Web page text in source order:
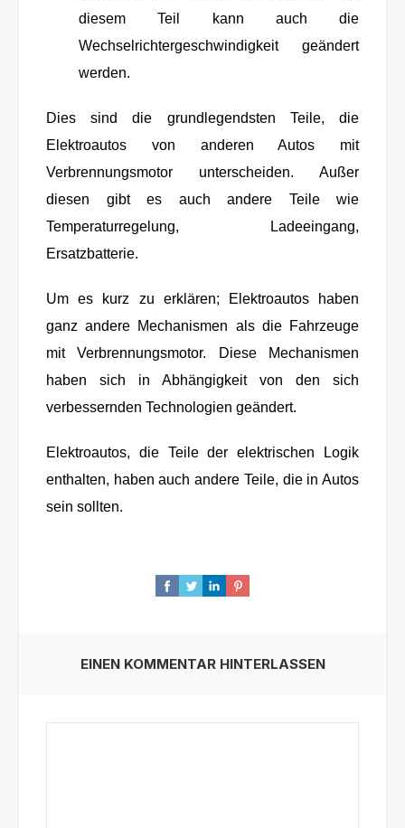
diesem Teil kann auch die
Wechselrichtergeschwindigkeit geändert
werden.
Dies sind die grundlegendsten Teile, die
Elektroautos von anderen Autos mit
Verbrennungsmotor unterscheiden. Außer
diesen gibt es auch andere Teile wie
Temperaturregelung, Ladeeingang,
Ersatzbatterie.
Um es kurz zu erklären; Elektroautos haben
ganz andere Mechanismen als die Fahrzeuge
mit Verbrennungsmotor. Diese Mechanismen
haben sich in Abhängigkeit von den sich
verbessernden Technologien geändert.
Elektroautos, die Teile der elektrischen Logik
enthalten, haben auch andere Teile, die in Autos
sein sollten.
EINEN KOMMENTAR HINTERLASSEN